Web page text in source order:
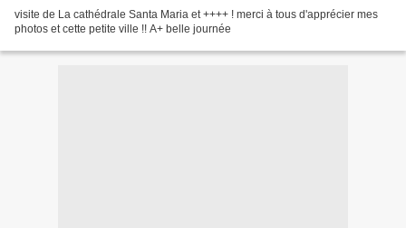
visite de La cathédrale Santa Maria et ++++ ! merci à tous d'apprécier mes
photos et cette petite ville !! A+ belle journée